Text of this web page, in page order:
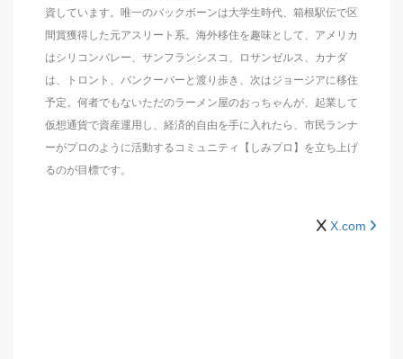
資しています。唯一のバックボーンは大学生時代、箱根駅伝で区
間賞獲得した元アスリート系。海外移住を趣味として、アメリカ
はシリコンバレー、サンフランシスコ、ロサンゼルス、カナダ
は、トロント、バンクーバーと渡り歩き、次はジョージアに移住
予定。何者でもないただのラーメン屋のおっちゃんが、起業して
仮想通貨で資産運用し、経済的自由を手に入れたら、市民ランナ
ーがプロのように活動するコミュニティ【しみプロ】を立ち上げ
るのが目標です。
X.com